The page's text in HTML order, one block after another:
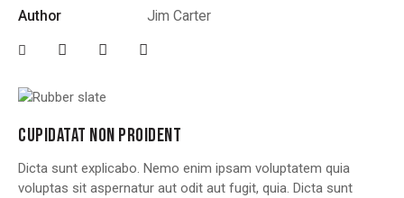
CUPIDATAT NON PROIDENT
Dicta sunt explicabo. Nemo enim ipsam voluptatem quia
voluptas sit aspernatur aut odit aut fugit, quia. Dicta sunt
Author
Jim Carter